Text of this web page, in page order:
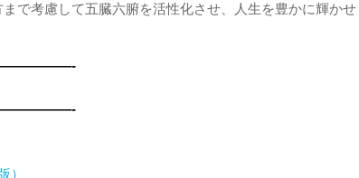
で考慮して五臓六腑を活性化させ、人生を豊かに輝かせ
）